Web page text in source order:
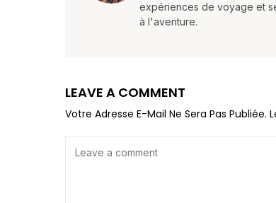
expériences de voyage et
à l'aventure.
LEAVE A COMMENT
Votre Adresse E-Mail Ne Sera Pas Publiée.